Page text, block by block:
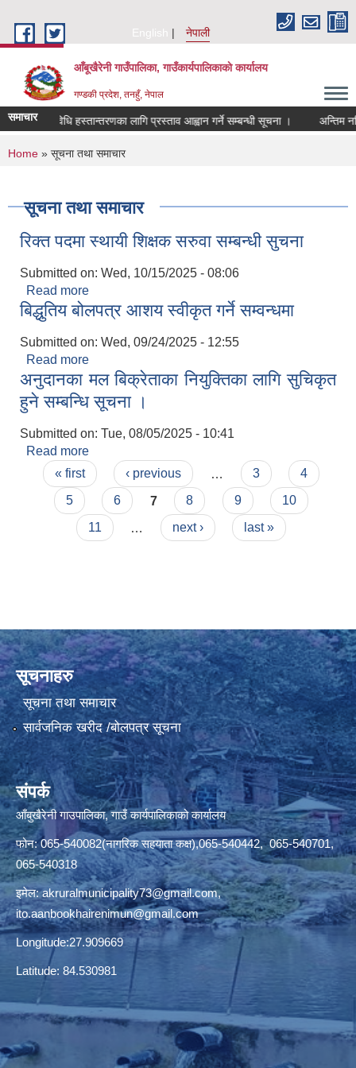
English
नेपाली
आँबूखैरेनी गाउँपालिका, गाउँकार्यपालिकाकाे कार्यालय
गण्डकी प्रदेश, तनहुँ, नेपाल
समाचारप्रविधि हस्तान्तरणका लागि प्रस्ताव आह्वान गर्ने सम्बन्धी सूचना । अन्तिम
You are here
Home » सूचना तथा समाचार
सूचना तथा समाचार
रिक्त पदमा स्थायी शिक्षक सरुवा सम्बन्धी सुचना
Submitted on: Wed, 10/15/2025 - 08:06
Read more
बिद्धुतिय बोलपत्र आशय स्वीकृत गर्ने सम्वन्धमा
Submitted on: Wed, 09/24/2025 - 12:55
Read more
अनुदानका मल बिक्रेताका नियुक्तिका लागि सुचिकृत
हुने सम्बन्धि सूचना ।
Submitted on: Tue, 08/05/2025 - 10:41
Read more
हुने सम्बन्धि सूचना ।
Pages
« first ‹ previous 3
4
5
6 7 8 9
10
11
next › last »
सूचनाहरु
सूचना तथा समाचार
सार्वजनिक खरीद /बोलपत्र सूचना
संपर्क
आँबुखैरेनी गाउपालिका, गाउँ कार्यपालिकाको कार्यालय
फोन: 065-540082(नागरिक सहयाता कक्ष),065-540442, 065-540701,
065-540318
इमेल:akruralmunicipality73@gmail.com,
ito.aanbookhairenimun@gmail.com
Longitude:27.909669
Latitude: 84.530981